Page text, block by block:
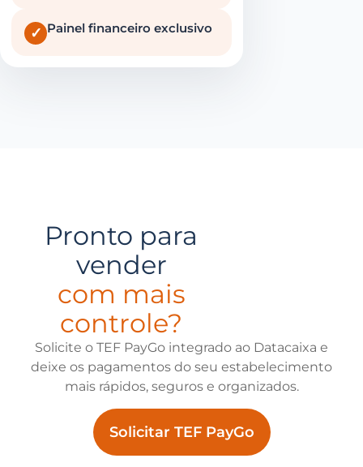
✓ Painel financeiro exclusivo
Pronto para
vender
com mais
controle?
Solicite o TEF PayGo integrado ao Datacaixa e
deixe os pagamentos do seu estabelecimento
mais rápidos, seguros e organizados.
Solicitar TEF PayGo